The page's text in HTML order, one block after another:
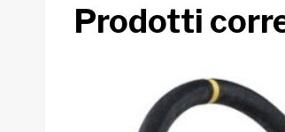
Prodotti